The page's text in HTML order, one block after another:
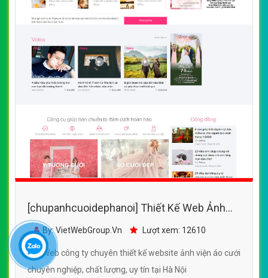
[chupanhcuoidephanoi] Thiết Kế Web Ảnh
Viện Áo Cưới Marry đẹp, chuyên nghiệp
chuẩn SEO
By: VietWebGroup.Vn Lượt xem: 12610
VietWeb công ty chuyên thiết kế website ảnh viện áo cưới
chuyên nghiệp, chất lượng, uy tín tại Hà Nội